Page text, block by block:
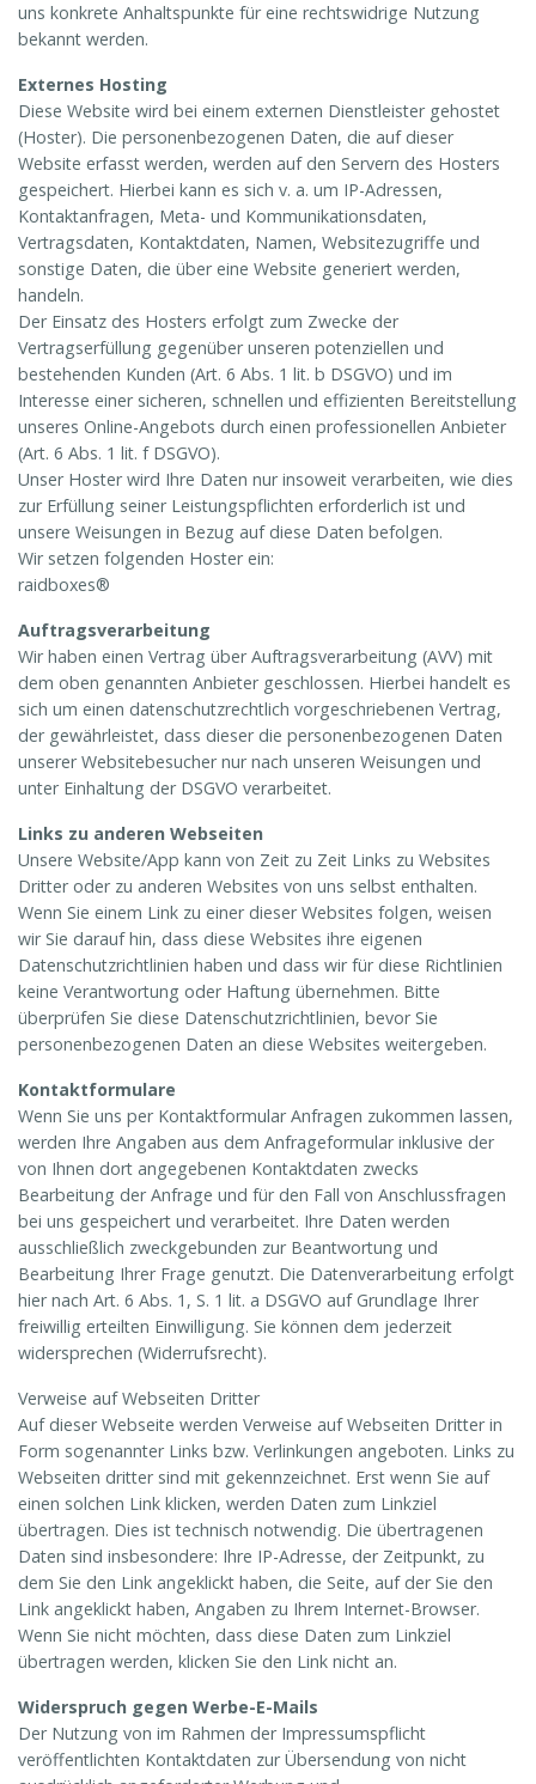
uns konkrete Anhaltspunkte für eine rechtswidrige Nutzung
bekannt werden.
Externes Hosting
Diese Website wird bei einem externen Dienstleister gehostet
(Hoster). Die personenbezogenen Daten, die auf dieser
Website erfasst werden, werden auf den Servern des Hosters
gespeichert. Hierbei kann es sich v. a. um IP-Adressen,
Kontaktanfragen, Meta- und Kommunikationsdaten,
Vertragsdaten, Kontaktdaten, Namen, Websitezugriffe und
sonstige Daten, die über eine Website generiert werden,
handeln.
Der Einsatz des Hosters erfolgt zum Zwecke der
Vertragserfüllung gegenüber unseren potenziellen und
bestehenden Kunden (Art. 6 Abs. 1 lit. b DSGVO) und im
Interesse einer sicheren, schnellen und effizienten Bereitstellung
unseres Online-Angebots durch einen professionellen Anbieter
(Art. 6 Abs. 1 lit. f DSGVO).
Unser Hoster wird Ihre Daten nur insoweit verarbeiten, wie dies
zur Erfüllung seiner Leistungspflichten erforderlich ist und
unsere Weisungen in Bezug auf diese Daten befolgen.
Wir setzen folgenden Hoster ein:
raidboxes®
Auftragsverarbeitung
Wir haben einen Vertrag über Auftragsverarbeitung (AVV) mit
dem oben genannten Anbieter geschlossen. Hierbei handelt es
sich um einen datenschutzrechtlich vorgeschriebenen Vertrag,
der gewährleistet, dass dieser die personenbezogenen Daten
unserer Websitebesucher nur nach unseren Weisungen und
unter Einhaltung der DSGVO verarbeitet.
Links zu anderen Webseiten
Unsere Website/App kann von Zeit zu Zeit Links zu Websites
Dritter oder zu anderen Websites von uns selbst enthalten.
Wenn Sie einem Link zu einer dieser Websites folgen, weisen
wir Sie darauf hin, dass diese Websites ihre eigenen
Datenschutzrichtlinien haben und dass wir für diese Richtlinien
keine Verantwortung oder Haftung übernehmen. Bitte
überprüfen Sie diese Datenschutzrichtlinien, bevor Sie
personenbezogenen Daten an diese Websites weitergeben.
Kontaktformulare
Wenn Sie uns per Kontaktformular Anfragen zukommen lassen,
werden Ihre Angaben aus dem Anfrageformular inklusive der
von Ihnen dort angegebenen Kontaktdaten zwecks
Bearbeitung der Anfrage und für den Fall von Anschlussfragen
bei uns gespeichert und verarbeitet. Ihre Daten werden
ausschließlich zweckgebunden zur Beantwortung und
Bearbeitung Ihrer Frage genutzt. Die Datenverarbeitung erfolgt
hier nach Art. 6 Abs. 1, S. 1 lit. a DSGVO auf Grundlage Ihrer
freiwillig erteilten Einwilligung. Sie können dem jederzeit
widersprechen (Widerrufsrecht).
Verweise auf Webseiten Dritter
Auf dieser Webseite werden Verweise auf Webseiten Dritter in
Form sogenannter Links bzw. Verlinkungen angeboten. Links zu
Webseiten dritter sind mit gekennzeichnet. Erst wenn Sie auf
einen solchen Link klicken, werden Daten zum Linkziel
übertragen. Dies ist technisch notwendig. Die übertragenen
Daten sind insbesondere: Ihre IP-Adresse, der Zeitpunkt, zu
dem Sie den Link angeklickt haben, die Seite, auf der Sie den
Link angeklickt haben, Angaben zu Ihrem Internet-Browser.
Wenn Sie nicht möchten, dass diese Daten zum Linkziel
übertragen werden, klicken Sie den Link nicht an.
Widerspruch gegen Werbe-E-Mails
Der Nutzung von im Rahmen der Impressumspflicht
veröffentlichten Kontaktdaten zur Übersendung von nicht